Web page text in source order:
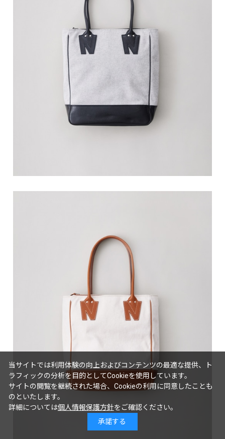
当サイトでは利用体験の向上およびコンテンツの最適な提供、ト
ラフィックの分析を目的としてCookieを使用しています。
サイトの閲覧を継続された場合、Cookieの利用に同意したことも
のといたします。
詳細については個人情報保護方針をご確認ください。
承諾する